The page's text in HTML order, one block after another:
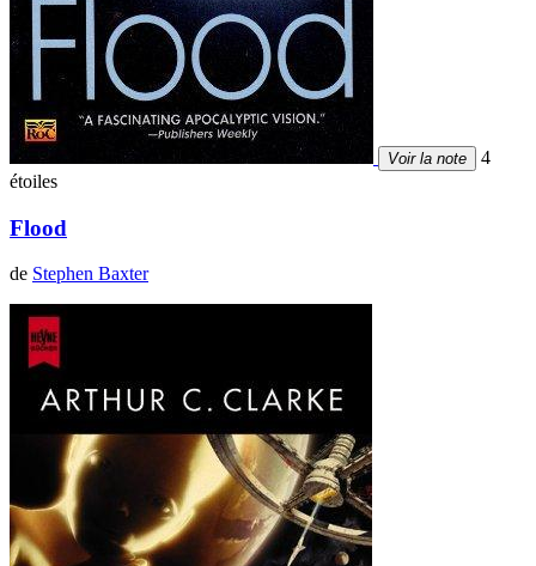
Voir la note
4
étoiles
Flood
de Stephen Baxter